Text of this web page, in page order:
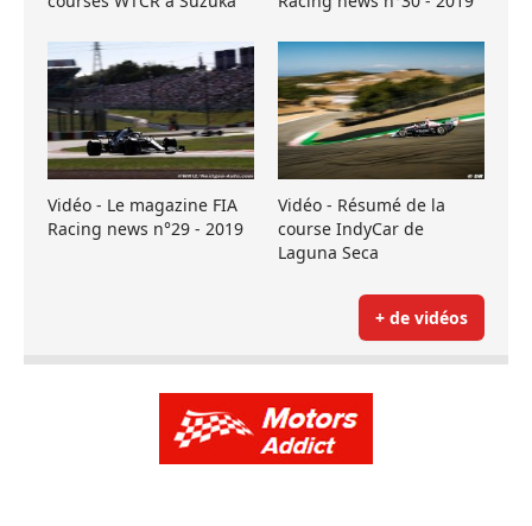
Vidéo - Le magazine FIA
Racing news n°29 - 2019
Vidéo - Résumé de la
course IndyCar de
Laguna Seca
+ de vidéos